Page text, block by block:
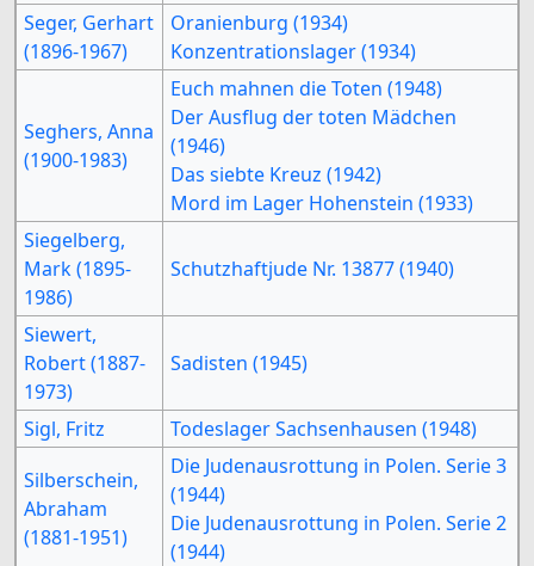
Seger, Gerhart
(1896-1967)
Oranienburg (1934)
Konzentrationslager (1934)
Seghers, Anna
(1900-1983)
Euch mahnen die Toten (1948)
Der Ausflug der toten Mädchen
(1946)
Das siebte Kreuz (1942)
Mord im Lager Hohenstein (1933)
Siegelberg,
Mark (1895-
1986)
Schutzhaftjude Nr. 13877 (1940)
Siewert,
Robert (1887-
1973)
Sadisten (1945)
Sigl, Fritz
Todeslager Sachsenhausen (1948)
Silberschein,
Abraham
(1881-1951)
Die Judenausrottung in Polen. Serie 3
(1944)
Die Judenausrottung in Polen. Serie 2
(1944)